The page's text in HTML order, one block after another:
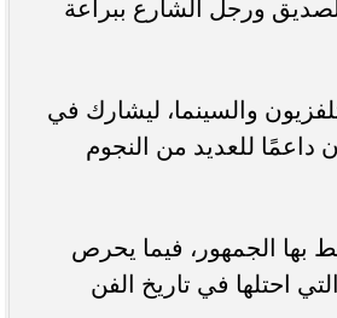
ورجل الشارع ببراعة
والسينما، ليشارك في
للعديد من النجوم
بها الجمهور، فيما يحرص
احتلها في تاريخ الفن